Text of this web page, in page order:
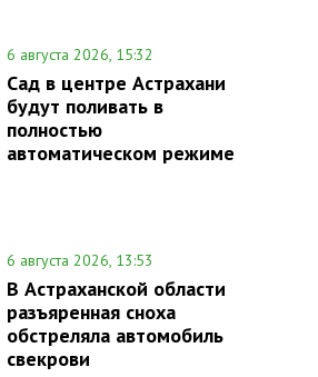
6 августа 2026, 15:32
Сад в центре Астрахани
будут поливать в
полностью
автоматическом режиме
6 августа 2026, 13:53
В Астраханской области
разъяренная сноха
обстреляла автомобиль
свекрови